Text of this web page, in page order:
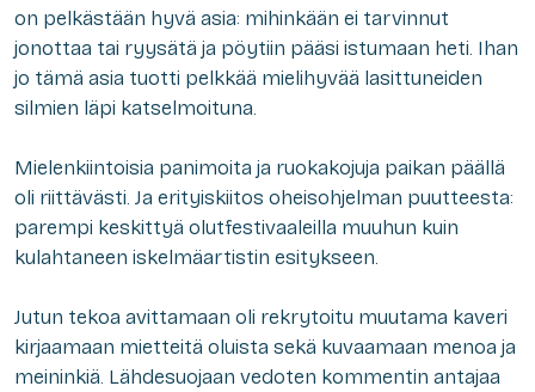
on pelkästään hyvä asia: mihinkään ei tarvinnut
jonottaa tai ryysätä ja pöytiin pääsi istumaan heti. Ihan
jo tämä asia tuotti pelkkää mielihyvää lasittuneiden
silmien läpi katselmoituna.
Mielenkiintoisia panimoita ja ruokakojuja paikan päällä
oli riittävästi. Ja erityiskiitos oheisohjelman puutteesta:
parempi keskittyä olutfestivaaleilla muuhun kuin
kulahtaneen iskelmäartistin esitykseen.
Jutun tekoa avittamaan oli rekrytoitu muutama kaveri
kirjaamaan mietteitä oluista sekä kuvaamaan menoa ja
meininkiä. Lähdesuojaan vedoten kommentin antajaa